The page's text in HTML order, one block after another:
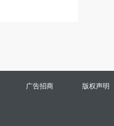
广告招商 版权声明